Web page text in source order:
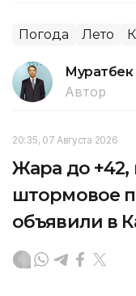
Погода Лето
Автор
20:35, 07 Августа 2026
Жара до
штормовое
объявили в